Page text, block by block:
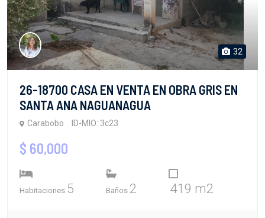
32
26-18700 CASA EN VENTA EN OBRA GRIS EN
SANTA ANA NAGUANAGUA
Carabobo ID-MIO: 3c23
$ 60,000
Habitaciones 5 Baños 2 419 m2